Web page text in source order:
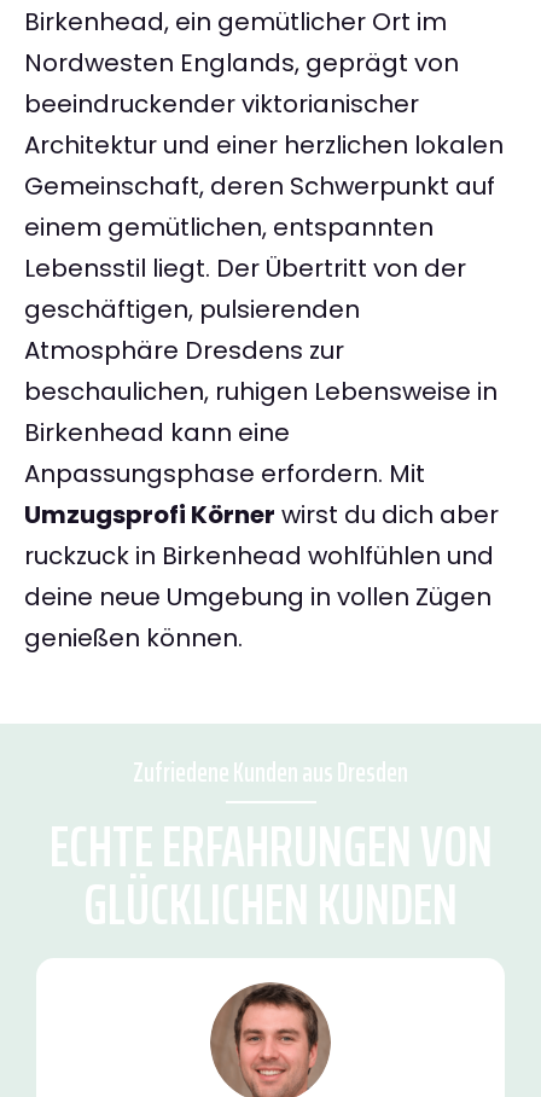
Birkenhead, ein gemütlicher Ort im
Nordwesten Englands, geprägt von
beeindruckender viktorianischer
Architektur und einer herzlichen lokalen
Gemeinschaft, deren Schwerpunkt auf
einem gemütlichen, entspannten
Lebensstil liegt. Der Übertritt von der
geschäftigen, pulsierenden
Atmosphäre Dresdens zur
beschaulichen, ruhigen Lebensweise in
Birkenhead kann eine
Anpassungsphase erfordern. Mit
Umzugsprofi Körner wirst du dich aber
ruckzuck in Birkenhead wohlfühlen und
deine neue Umgebung in vollen Zügen
genießen können.
Zufriedene Kunden aus Dresden
ECHTE ERFAHRUNGEN VON
GLÜCKLICHEN KUNDEN